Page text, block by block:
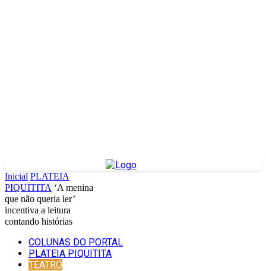
Inicial PLATEIA
PIQUITITA ‘A menina
que não queria ler’
incentiva a leitura
contando histórias
COLUNAS DO PORTAL
PLATEIA PIQUITITA
TEATRO